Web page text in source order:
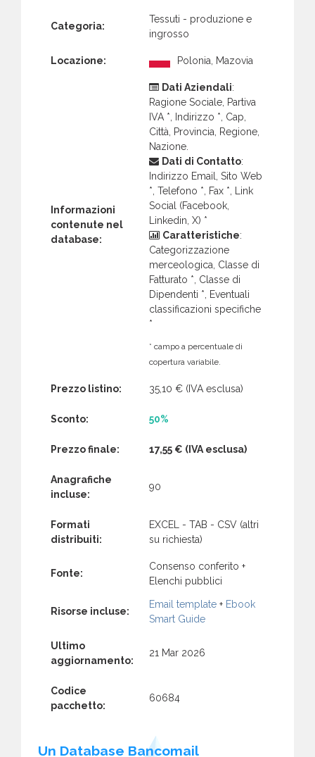
Categoria:
Tessuti - produzione e
ingrosso
Locazione: Polonia, Mazovia
Informazioni
contenute nel
database:
Dati Aziendali:
Ragione Sociale, Partiva
IVA *, Indirizzo *, Cap,
Città, Provincia, Regione,
Nazione.
Dati di Contatto:
Indirizzo Email, Sito Web
*, Telefono *, Fax *, Link
Social (Facebook,
Linkedin, X) *
Caratteristiche:
Categorizzazione
merceologica, Classe di
Fatturato *, Classe di
Dipendenti *, Eventuali
classificazioni specifiche
*
* campo a percentuale di
copertura variabile.
Prezzo listino: 35,10 € (IVA esclusa)
Sconto: 50%
Prezzo finale: 17,55 € (IVA esclusa)
Anagrafiche
incluse:
90
Formati
distribuiti:
EXCEL - TAB - CSV (altri
su richiesta)
Fonte:
Consenso conferito +
Elenchi pubblici
Risorse incluse:
Email template + Ebook
Smart Guide
Ultimo
aggiornamento:
21 Mar 2026
Codice
pacchetto:
60684
Un Database Bancomail